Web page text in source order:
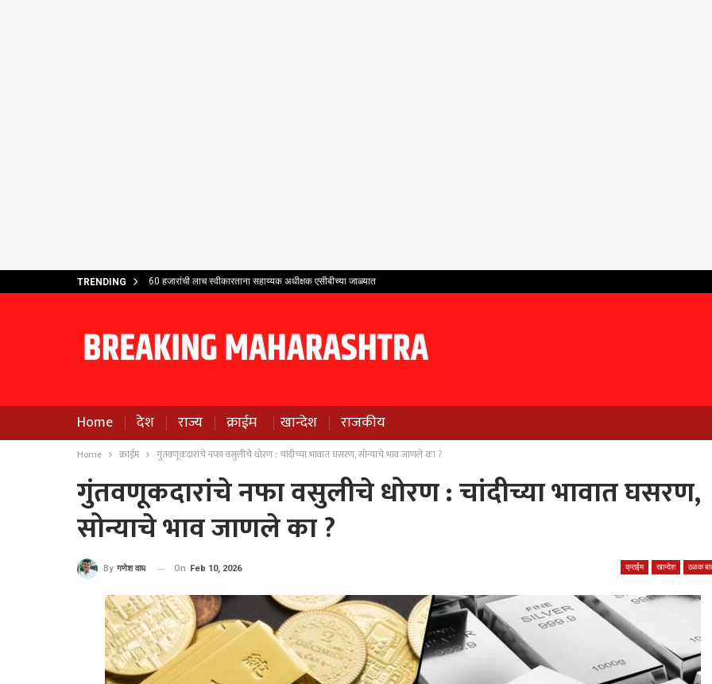
TRENDING 60 हजारांची लाच स्वीकारताना सहाय्यक अधीक्षक एसीबीच्या जाळ्यात
Home देश राज्य क्राईम खान्देश राजकीय
Home क्राईम गुंतवणूकदारांचे नफा वसुलीचे धोरण : चांदीच्या भावात घसरण, सोन्याचे भाव जाणले का ?
गुंतवणूकदारांचे नफा वसुलीचे धोरण : चांदीच्या भावात घसरण,
सोन्याचे भाव जाणले का ?
क्राईम खान्देश ठळक
By गणेश वाघ On Feb 10, 2026